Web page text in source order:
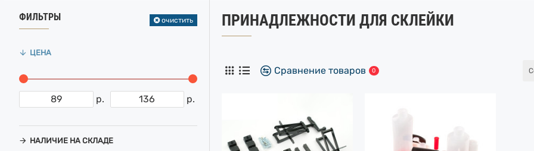
ФИЛЬТРЫ очистить
ЦЕНА
р. р.
НАЛИЧИЕ НА СКЛАДЕ
ПРИНАДЛЕЖНОСТИ ДЛЯ СКЛЕЙКИ
Сравнение товаров 0